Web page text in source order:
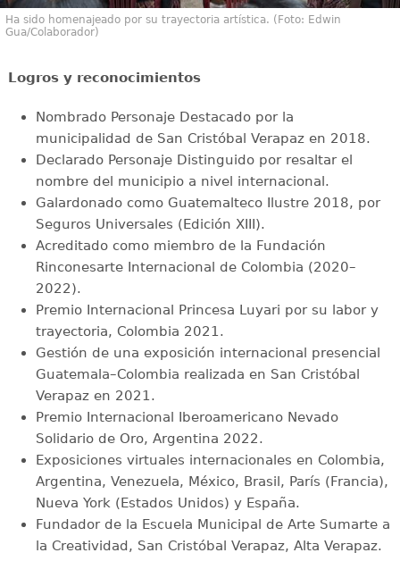
Ha sido homenajeado por su trayectoria artística. (Foto: Edwin
Gua/Colaborador)
Logros y reconocimientos
Nombrado Personaje Destacado por la
municipalidad de San Cristóbal Verapaz en 2018.
Declarado Personaje Distinguido por resaltar el
nombre del municipio a nivel internacional.
Galardonado como Guatemalteco Ilustre 2018, por
Seguros Universales (Edición XIII).
Acreditado como miembro de la Fundación
Rinconesarte Internacional de Colombia (2020–
2022).
Premio Internacional Princesa Luyari por su labor y
trayectoria, Colombia 2021.
Gestión de una exposición internacional presencial
Guatemala–Colombia realizada en San Cristóbal
Verapaz en 2021.
Premio Internacional Iberoamericano Nevado
Solidario de Oro, Argentina 2022.
Exposiciones virtuales internacionales en Colombia,
Argentina, Venezuela, México, Brasil, París (Francia),
Nueva York (Estados Unidos) y España.
Fundador de la Escuela Municipal de Arte Sumarte a
la Creatividad, San Cristóbal Verapaz, Alta Verapaz.